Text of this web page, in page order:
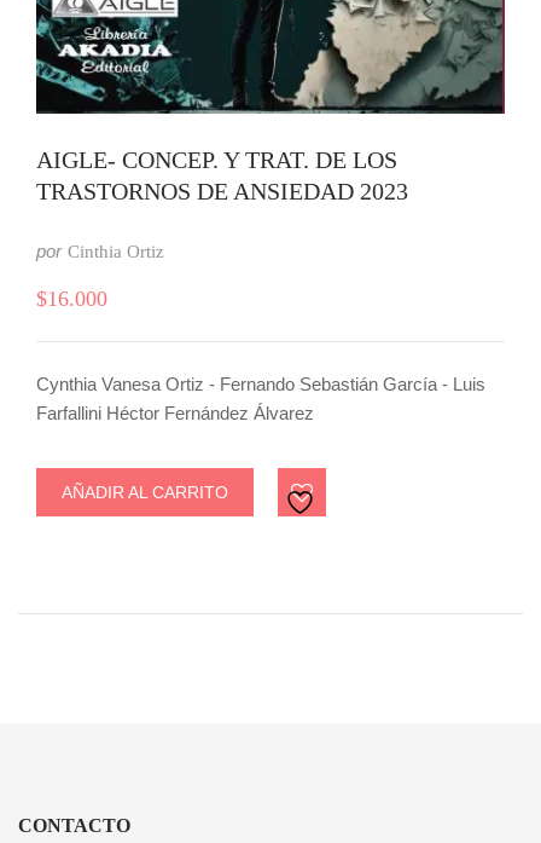
AIGLE- CONCEP. Y TRAT. DE LOS
TRASTORNOS DE ANSIEDAD 2023
por Cinthia Ortiz
$16.000
Cynthia Vanesa Ortiz - Fernando Sebastián García - Luis
Farfallini Héctor Fernández Álvarez
AÑADIR AL CARRITO
CONTACTO